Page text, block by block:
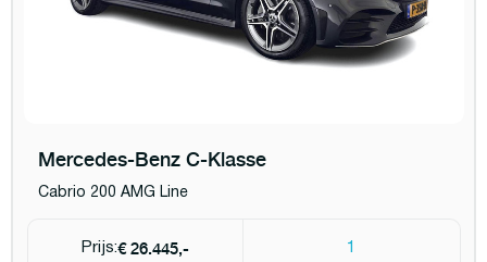
Mercedes-Benz C-Klasse
Cabrio 200 AMG Line
Prijs:€ 26.445,- 1